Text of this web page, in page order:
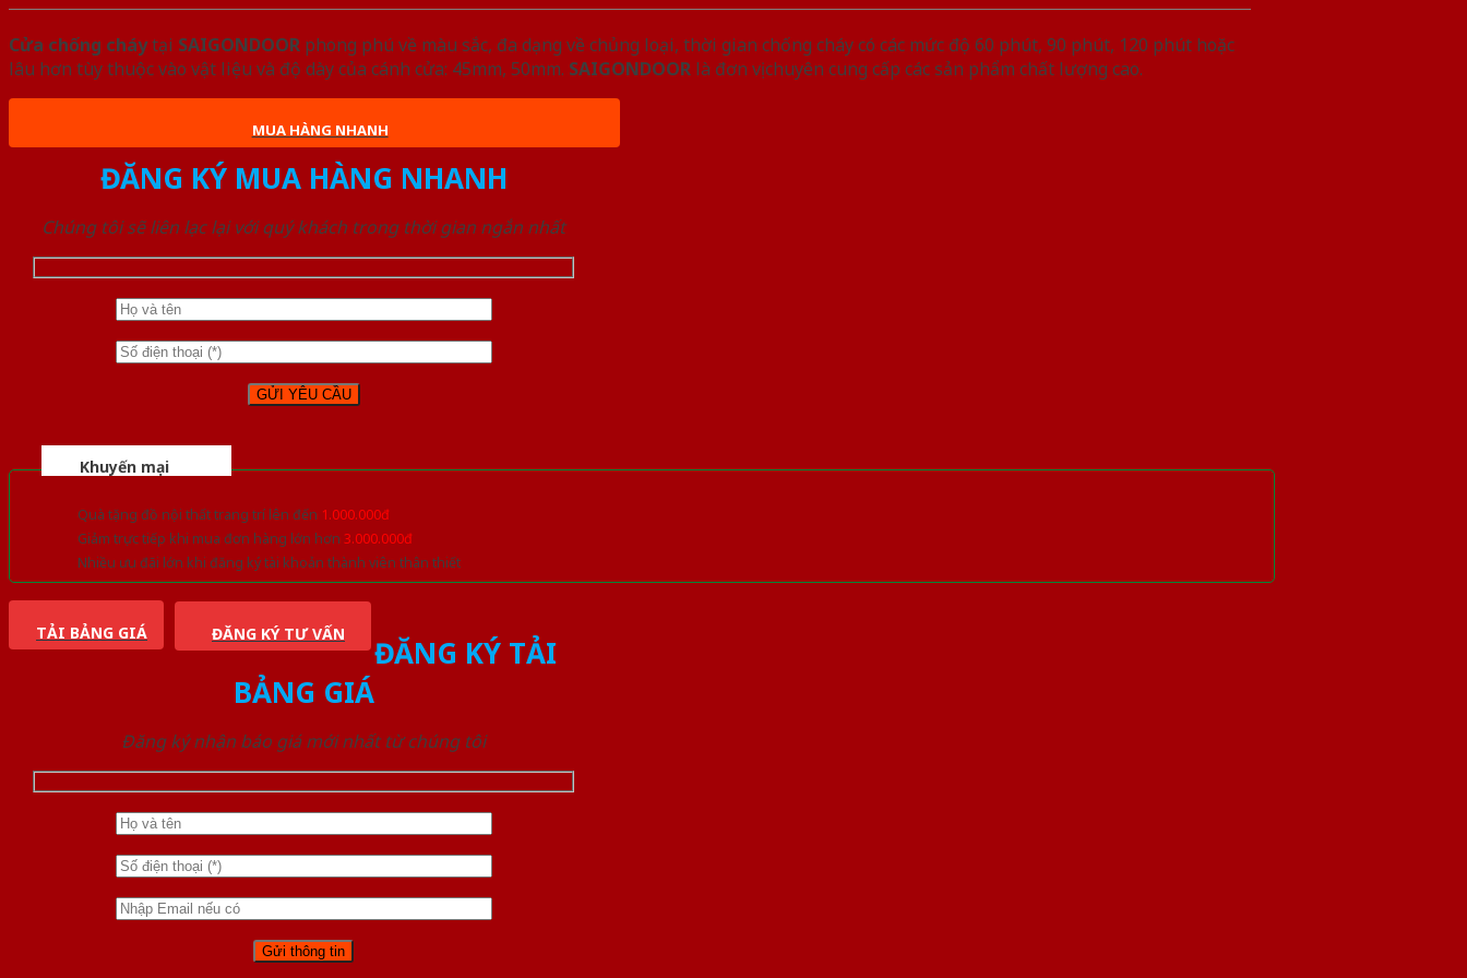
Cửa chống cháytại SAIGONDOOR phong phú về màu sắc, đa dạng về chủng loại, thời gian chống cháy có các mức độ 60 phút, 90 phút, 120 phút hoặc
lâu hơn tùy thuộc vào vật liệu và độ dày của cánh cửa: 45mm, 50mm. SAIGONDOOR là đơn vị chuyên cung cấp các sản phẩm chất lượng cao.
MUA HÀNG NHANH
ĐĂNG KÝ MUA HÀNG NHANH
Chúng tôi sẽ liên lạc lại với quý khách trong thời gian ngắn nhất
Khuyến mại
Quà tặng đồ nội thất trang trí lên đến 1.000.000đ
Giảm trực tiếp khi mua đơn hàng lớn hơn 3.000.000đ
Nhiều ưu đãi lớn khi đăng ký tài khoản thành viên thân thiết
TẢI BẢNG GIÁ ĐĂNG KÝ TƯ VẤN
ĐĂNG KÝ TẢI
BẢNG GIÁ
Đăng ký nhận báo giá mới nhất từ chúng tôi